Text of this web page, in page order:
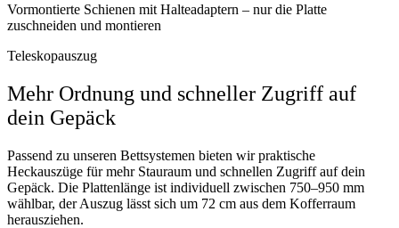
Vormontierte Schienen mit Halteadaptern – nur die Platte
zuschneiden und montieren
Teleskopauszug
Mehr Ordnung und schneller Zugriff auf
dein Gepäck
Passend zu unseren Bettsystemen bieten wir praktische
Heckauszüge für mehr Stauraum und schnellen Zugriff auf dein
Gepäck. Die Plattenlänge ist individuell zwischen 750–950 mm
wählbar, der Auszug lässt sich um 72 cm aus dem Kofferraum
herausziehen.